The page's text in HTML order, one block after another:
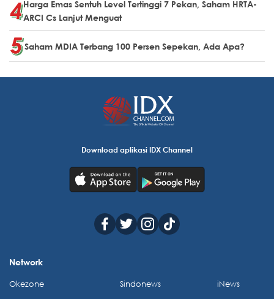
Harga Emas Sentuh Level Tertinggi 7 Pekan, Saham HRTA-
ARCI Cs Lanjut Menguat
Saham MDIA Terbang 100 Persen Sepekan, Ada Apa?
Download aplikasi IDX Channel
Network
Okezone
Sindonews
iNews